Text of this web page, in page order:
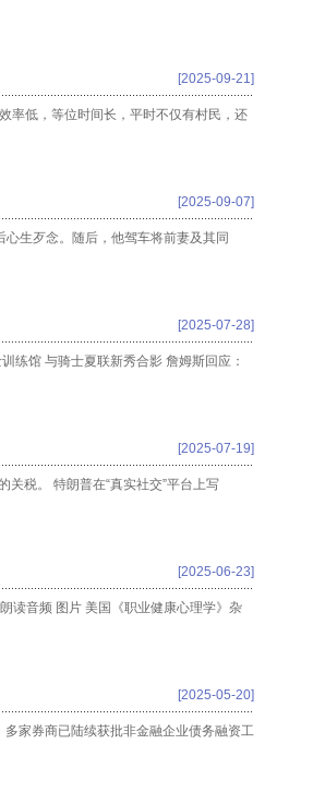
[2025-09-21]
率低，等位时间长，平时不仅有村民，还
[2025-09-07]
生歹念。随后，他驾车将前妻及其同
[2025-07-28]
练馆 与骑士夏联新秀合影 詹姆斯回应：
[2025-07-19]
关税。 特朗普在“真实社交”平台上写
[2025-06-23]
读音频 图片 美国《职业健康心理学》杂
[2025-05-20]
家券商已陆续获批非金融企业债务融资工